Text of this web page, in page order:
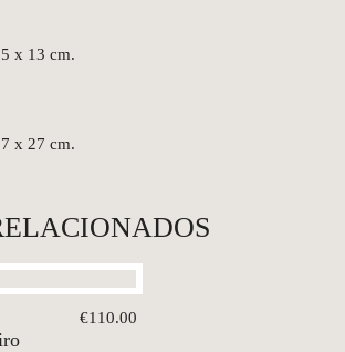
x 13 cm.
x 27 cm.
€110.00